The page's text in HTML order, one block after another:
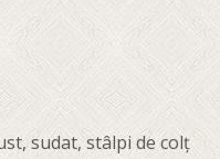
sudat, stâlpi de colț